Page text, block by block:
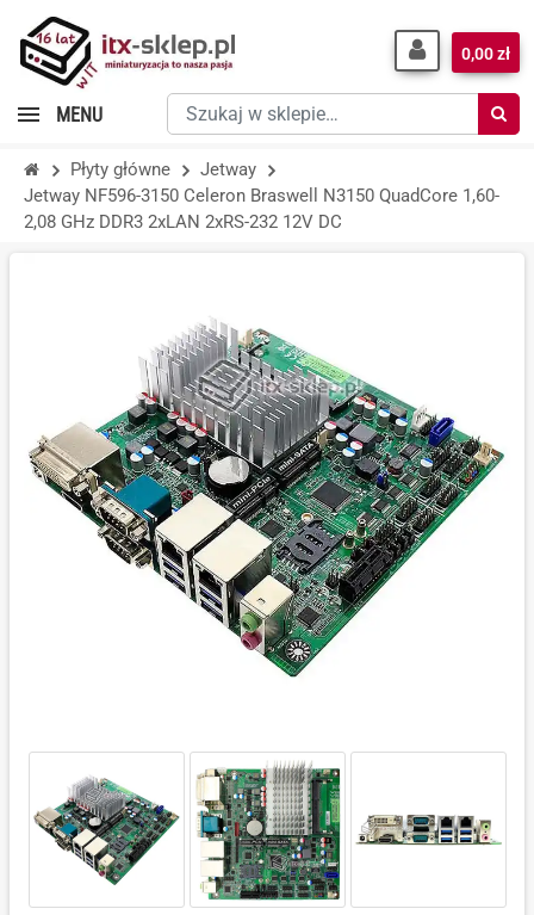
Szukaj
w
sklepie…
0,00 zł
MENU
Płyty główne
Jetway
Jetway NF596-3150 Celeron Braswell N3150 QuadCore 1,60-
2,08 GHz DDR3 2xLAN 2xRS-232 12V DC